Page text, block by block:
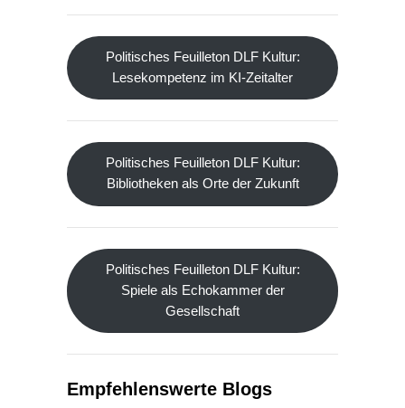
Politisches Feuilleton DLF Kultur:
Lesekompetenz im KI-Zeitalter
Politisches Feuilleton DLF Kultur:
Bibliotheken als Orte der Zukunft
Politisches Feuilleton DLF Kultur:
Spiele als Echokammer der
Gesellschaft
Empfehlenswerte Blogs